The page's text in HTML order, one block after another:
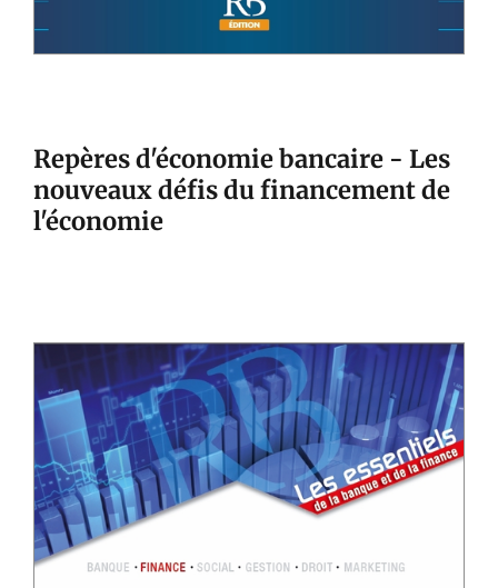
Repères d'économie bancaire - Les
nouveaux défis du financement de
l'économie